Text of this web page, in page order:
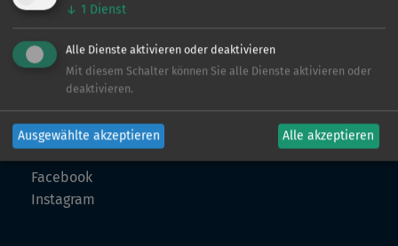
julian@angeln-in.de
Julius Planteur
technik@angeln-in.de
Facebook
Instagram
↓ 1 Dienst
Alle Dienste aktivieren oder deaktivieren
Mit diesem Schalter können Sie alle Dienste aktivieren oder
deaktivieren.
Ausgewählte akzeptieren Alle akzeptieren